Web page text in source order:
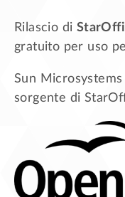
Rilascio di
gratuito per uso
Sun
sorgente di